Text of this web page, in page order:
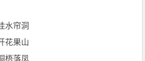
水帘洞
花果山
梧落凤